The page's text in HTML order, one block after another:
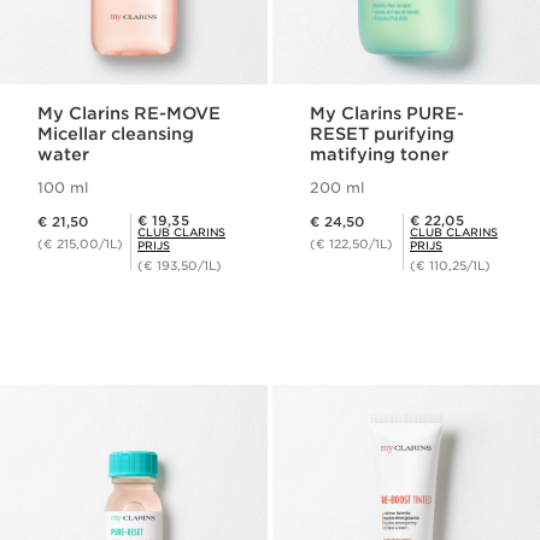
My Clarins RE-MOVE
Micellar cleansing
water
100 ml
€ 21,50
(€ 215,00/1L)
Club Clarins Prijs € 19,35
€ 19,35
CLUB CLARINS
PRIJS
(€ 193,50/1L)
My Clarins PURE-
RESET purifying
matifying toner
200 ml
€ 24,50
(€ 122,50/1L)
Club Clarins Prijs € 22,05
€ 22,05
CLUB CLARINS
PRIJS
(€ 110,25/1L)